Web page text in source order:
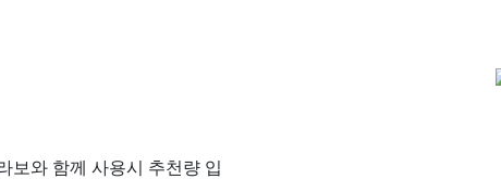
보와 함께 사용시 추천량 입